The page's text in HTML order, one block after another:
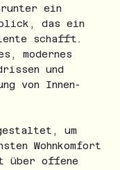
ein
das ein
schafft.
modernes
und
von Innen-
um
Wohnkomfort
über offene